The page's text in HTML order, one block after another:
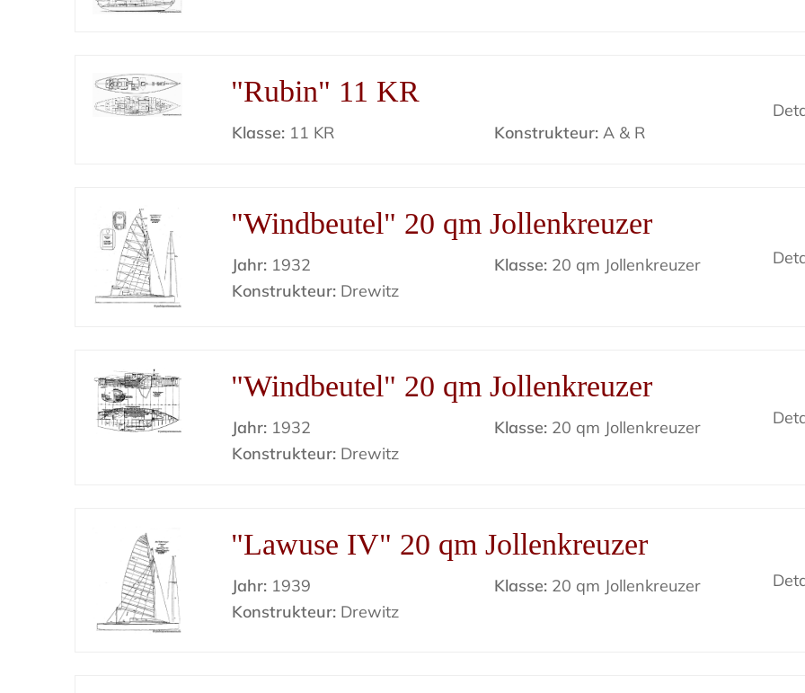
"Rubin" 11 KR
Klasse: 11 KR Konstrukteur:A & R
"Windbeutel" 20 qm Jollenkreuzer
Jahr: 1932 Klasse:20 qm Jollenkreuzer
Konstrukteur: Drewitz
"Windbeutel" 20 qm Jollenkreuzer
Jahr: 1932 Klasse:20 qm Jollenkreuzer
Konstrukteur: Drewitz
"Lawuse IV" 20 qm Jollenkreuzer
Jahr: 1939 Klasse:20 qm Jollenkreuzer
Konstrukteur: Drewitz